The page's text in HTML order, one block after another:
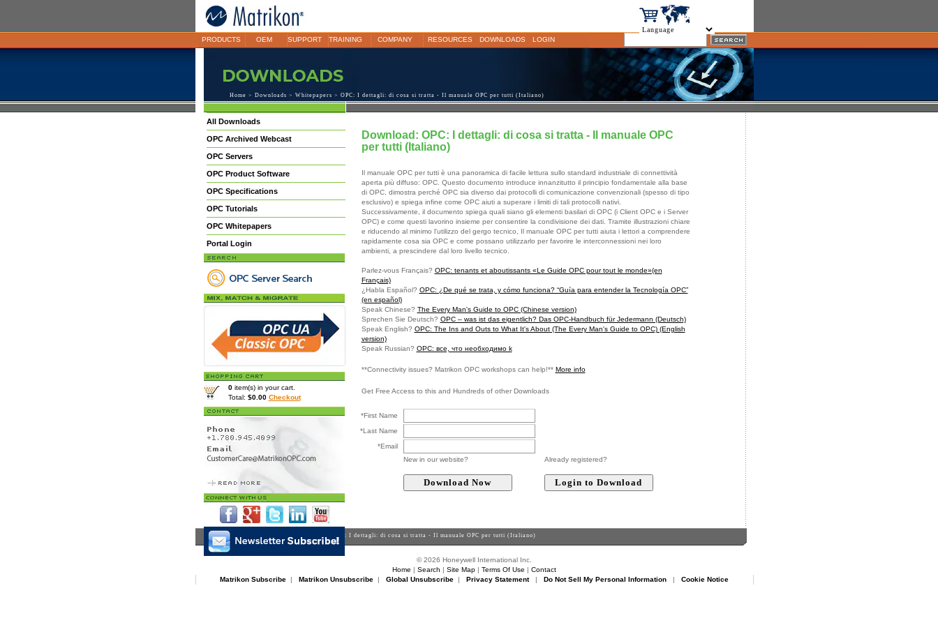
PRODUCTS OEM SUPPORT TRAINING COMPANY RESOURCES DOWNLOADS LOGIN
Home > Downloads > Whitepapers > OPC: I dettagli: di cosa si tratta - Il manuale OPC per tutti (Italiano)
All Downloads
OPC Archived Webcast
OPC Servers
OPC Product Software
OPC Specifications
OPC Tutorials
OPC Whitepapers
Portal Login
0item(s) in your cart.
Total: $0.00 Checkout
Download: OPC: I dettagli: di cosa si tratta - Il manuale OPC
per tutti (Italiano)
Il manuale OPC per tutti è una panoramica di facile lettura sullo standard industriale di connettività
aperta più diffuso: OPC. Questo documento introduce innanzitutto il principio fondamentale alla base
di OPC, dimostra perché OPC sia diverso dai protocolli di comunicazione convenzionali (spesso di tipo
esclusivo) e spiega infine come OPC aiuti a superare i limiti di tali protocolli nativi.
Successivamente, il documento spiega quali siano gli elementi basilari di OPC (i Client OPC e i Server
OPC) e come questi lavorino insieme per consentire la condivisione dei dati. Tramite illustrazioni chiare
e riducendo al minimo l'utilizzo del gergo tecnico, Il manuale OPC per tutti aiuta i lettori a comprendere
rapidamente cosa sia OPC e come possano utilizzarlo per favorire le interconnessioni nei loro
ambienti, a prescindere dal loro livello tecnico.
Parlez-vous Français? OPC: tenants et aboutissants «Le Guide OPC pour tout le monde»(en
Français)
¿Habla Español? OPC: ¿De qué se trata, y cómo funciona? “Guía para entender la Tecnología OPC”
(en español)
Speak Chinese? The Every Man's Guide to OPC (Chinese version)
Sprechen Sie Deutsch? OPC – was ist das eigentlich? Das OPC-Handbuch für Jedermann (Deutsch)
Speak English? OPC: The Ins and Outs to What It's About (The Every Man's Guide to OPC) (English
version)
Speak Russian? OPC: все, что необходимо k
**Connectivity issues? Matrikon OPC workshops can help!** More info
Get Free Access to this and Hundreds of other Downloads
*First Name
*Last Name
*Email
New in our website?
Already registered?
Home > OPC: I dettagli: di cosa si tratta - Il manuale OPC per tutti (Italiano)
© 2026 Honeywell International Inc.
Home | Search | Site Map | Terms Of Use | Contact
Matrikon Subscribe | Matrikon Unsubscribe | Global Unsubscribe | Privacy Statement| Do Not Sell My Personal Information | Cookie Notice